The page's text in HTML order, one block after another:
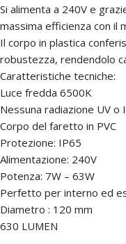
Si alimenta a 240V e
massima efficienza con il
Il corpo in plastica
robustezza, rendendolo
Caratteristiche tecniche:
Luce fredda 6500K
Nessuna radiazione UV o
Corpo del faretto in PVC
Protezione: IP65
Alimentazione: 240V
Potenza: 7W – 63W
Perfetto per interno ed
Diametro : 120 mm
630 LUMEN